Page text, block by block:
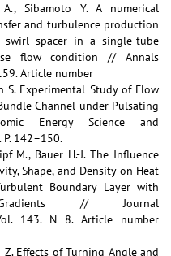
Sibamoto Y. A numerical
and turbulence production
swirl spacer in a single-tube
flow condition // Annals
Article number
S. Experimental Study of Flow
Channel under Pulsating
Energy Science and
P. 142–150.
M., Bauer H.-J. The Influence
Shape, and Density on Heat
Boundary Layer with
// Journal
143. N 8. Article number
Z. Effects of Turning Angle and